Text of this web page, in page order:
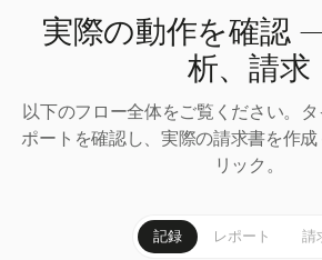
実際の動作を確認
析、請求
以下のフロー全体をご覧ください。
ポートを確認し、実際の請求書を作
リック。
記録 レポート 請